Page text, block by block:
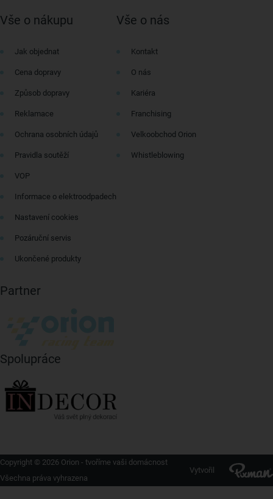
Vše o nákupu
Jak objednat
Cena dopravy
Způsob dopravy
Reklamace
Ochrana osobních údajů
Pravidla soutěží
VOP
Informace o elektroodpadech
Nastavení cookies
Pozáruční servis
Ukončené produkty
Vše o nás
Kontakt
O nás
Kariéra
Franchising
Velkoobchod Orion
Whistleblowing
Partner
Spolupráce
Copyright © 2026 Orion - tvoříme vaši domácnost
Všechna práva vyhrazena
Vytvořil